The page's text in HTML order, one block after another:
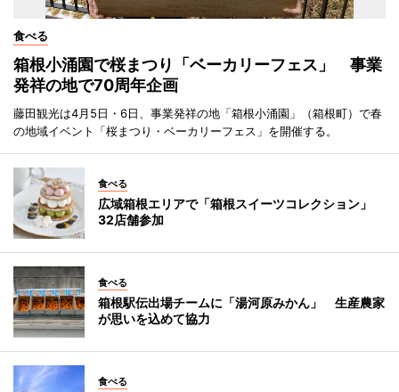
食べる
箱根小涌園で桜まつり「ベーカリーフェス」 事業
発祥の地で70周年企画
藤田観光は4月5日・6日、事業発祥の地「箱根小涌園」（箱根町）で春
の地域イベント「桜まつり・ベーカリーフェス」を開催する。
食べる
広域箱根エリアで「箱根スイーツコレクション」
32店舗参加
食べる
箱根駅伝出場チームに「湯河原みかん」 生産農家
が思いを込めて協力
食べる